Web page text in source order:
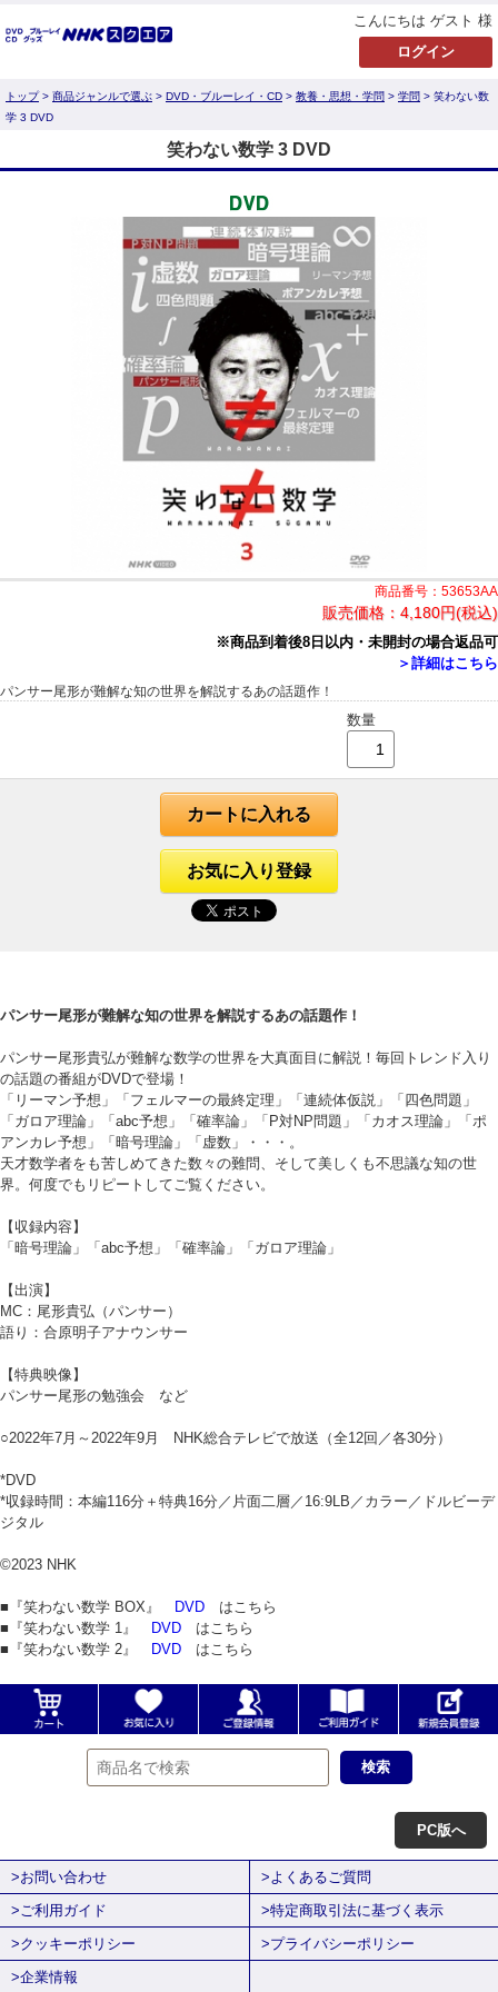
こんにちは ゲスト 様
トップ> 商品ジャンルで選ぶ > DVD・ブルーレイ・CD > 教養・思想・学問 > 学問 > 笑わない数
学 3 DVD
笑わない数学 3 DVD
商品番号：53653AA
販売価格： 4,180円(税込)
※商品到着後8日以内・未開封の場合返品可
＞詳細はこちら
パンサー尾形が難解な知の世界を解説するあの話題作！
数量
カートに入れる
お気に入り登録
パンサー尾形が難解な知の世界を解説するあの話題作！
パンサー尾形貴弘が難解な数学の世界を大真面目に解説！毎回トレンド入り
の話題の番組がDVDで登場！
「リーマン予想」「フェルマーの最終定理」「連続体仮説」「四色問題」
「ガロア理論」「abc予想」「確率論」「P対NP問題」「カオス理論」「ポ
アンカレ予想」「暗号理論」「虚数」・・・。
天才数学者をも苦しめてきた数々の難問、そして美しくも不思議な知の世
界。何度でもリピートしてご覧ください。
【収録内容】
「暗号理論」「abc予想」「確率論」「ガロア理論」
【出演】
MC：尾形貴弘（パンサー）
語り：合原明子アナウンサー
【特典映像】
パンサー尾形の勉強会 など
○2022年7月～2022年9月 NHK総合テレビで放送（全12回／各30分）
*DVD
*収録時間：本編116分＋特典16分／片面二層／16:9LB／カラー／ドルビーデ
ジタル
©2023 NHK
■『笑わない数学 BOX』 DVD はこちら
■『笑わない数学 1』 DVD はこちら
■『笑わない数学 2』 DVD はこちら
PC版へ
>お問い合わせ
>よくあるご質問
>ご利用ガイド
>特定商取引法に基づく表示
>クッキーポリシー
>プライバシーポリシー
>企業情報